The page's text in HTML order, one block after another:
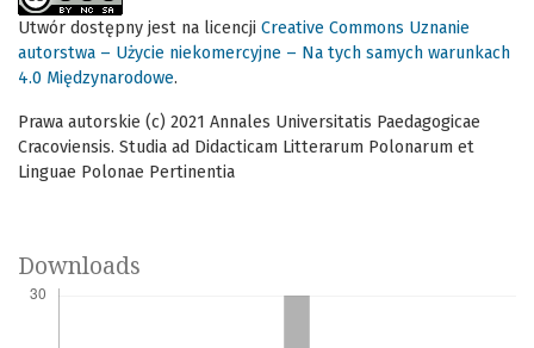
Utwór dostępny jest na licencji Creative Commons Uznanie
autorstwa – Użycie niekomercyjne – Na tych samych warunkach
4.0 Międzynarodowe.
Prawa autorskie (c) 2021 Annales Universitatis Paedagogicae
Cracoviensis. Studia ad Didacticam Litterarum Polonarum et
Linguae Polonae Pertinentia
Downloads